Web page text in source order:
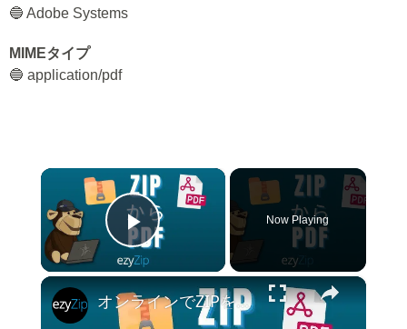
🔵 Adobe Systems
MIMEタイプ
🔵 application/pdf
×
Play Video
Now Playing
×
オンラインでZIPをPDFに変換する方法 (簡易ガイド)